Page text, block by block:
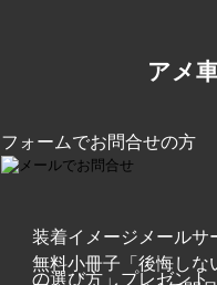
アメ
フォームでお問合せの方
装着イメージメールサ
無料小冊子「後悔しな
の選び方」プレゼント